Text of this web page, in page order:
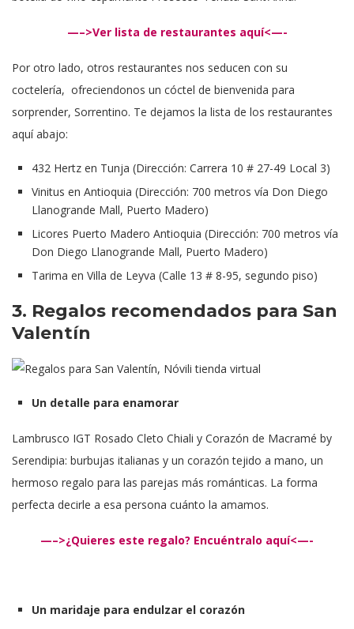
—–>Ver lista de restaurantes aquí<—-
Por otro lado, otros restaurantes nos seducen con su
coctelería, ofreciendonos un cóctel de bienvenida para
sorprender, Sorrentino. Te dejamos la lista de los restaurantes
aquí abajo:
432 Hertz en Tunja (Dirección: Carrera 10 # 27-49 Local 3)
Vinitus en Antioquia (Dirección: 700 metros vía Don Diego
Llanogrande Mall, Puerto Madero)
Licores Puerto Madero Antioquia (Dirección: 700 metros vía
Don Diego Llanogrande Mall, Puerto Madero)
Tarima en Villa de Leyva (Calle 13 # 8-95, segundo piso)
3. Regalos recomendados para San
Valentín
Un detalle para enamorar
Lambrusco IGT Rosado Cleto Chiali y Corazón de Macramé by
Serendipia: burbujas italianas y un corazón tejido a mano, un
hermoso regalo para las parejas más románticas. La forma
perfecta decirle a esa persona cuánto la amamos.
—–>¿Quieres este regalo? Encuéntralo aquí<—-
Un maridaje para endulzar el corazón